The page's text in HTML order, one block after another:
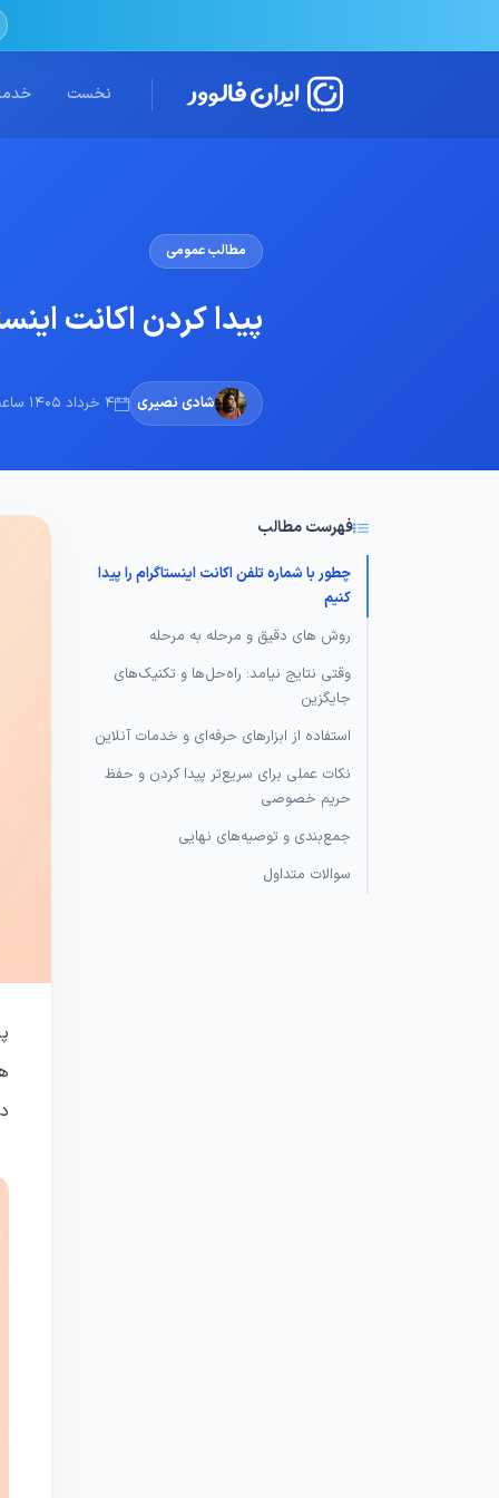
نخست
مطالب عمومی
پیدا کردن اکانت
شادی نصیری 4 خرداد 1405 ساعت 15:30
فهرست مطالب
چطور با شماره تلفن اکانت اینستاگرام را پیدا
کنیم
روش‌ های دقیق و مرحله‌ به‌ مرحله
وقتی نتایج نیامد: راه‌حل‌ها و تکنیک‌های
جایگزین
استفاده از ابزارهای حرفه‌ای و خدمات آنلاین
نکات عملی برای سریع‌تر پیدا کردن و حفظ
حریم خصوصی
جمع‌بندی و توصیه‌های نهایی
سوالات متداول